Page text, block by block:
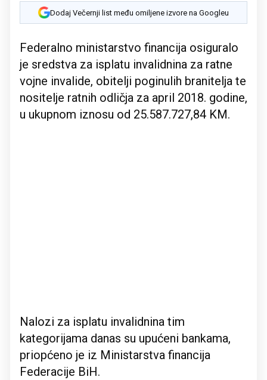
Dodaj Večernji list među omiljene izvore na Googleu
Federalno ministarstvo financija osiguralo
je sredstva za isplatu invalidnina za ratne
vojne invalide, obitelji poginulih branitelja te
nositelje ratnih odličja za april 2018. godine,
u ukupnom iznosu od 25.587.727,84 KM.
Nalozi za isplatu invalidnina tim
kategorijama danas su upućeni bankama,
priopćeno je iz Ministarstva financija
Federacije BiH.